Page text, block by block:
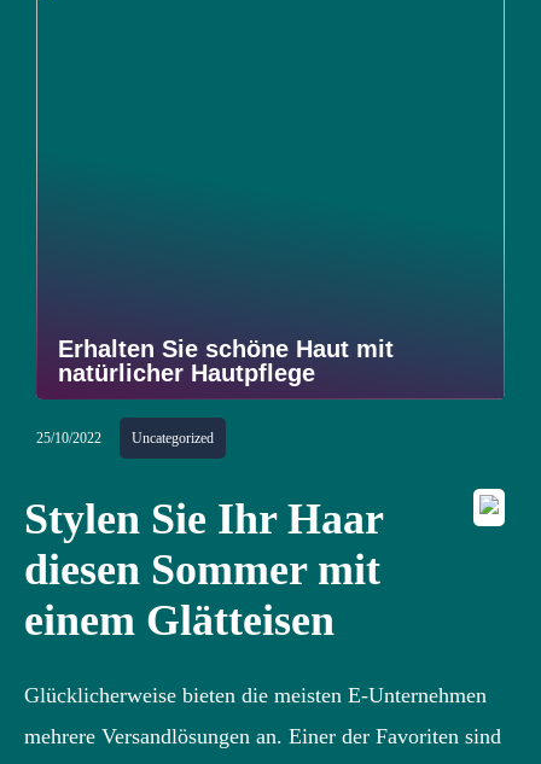
Erhalten Sie schöne Haut mit
natürlicher Hautpflege
25/10/2022 Uncategorized
Stylen Sie Ihr Haar
diesen Sommer mit
einem Glätteisen
Glücklicherweise bieten die meisten E-Unternehmen
mehrere Versandlösungen an. Einer der Favoriten sind